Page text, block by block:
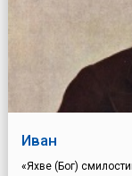
Иван
«Яхве (Бог)